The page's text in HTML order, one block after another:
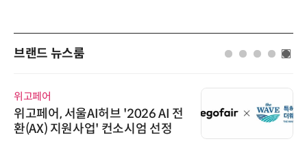
브랜드 뉴스룸
위고페어
위고페어, 서울AI허브 '2026 AI 전
환(AX) 지원사업' 컨소시엄 선정